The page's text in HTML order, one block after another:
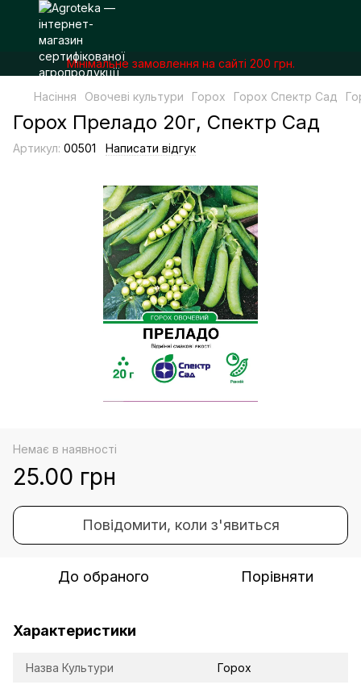
Мінімальне замовлення на сайті 200 грн.
Насіння Овочеві культури Горох Горох Спектр Сад
Горох Преладо 20г, Спектр Сад
Артикул: 00501 Написати відгук
Немає в наявності
25.00 грн
Повідомити, коли з'явиться
До обраного Порівняти
Характеристики
Назва Культури Горох